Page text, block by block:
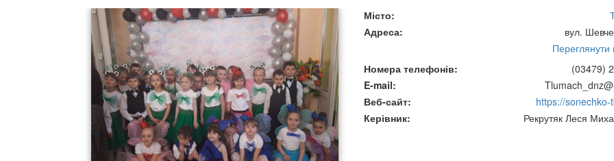
Місто
Адреса
вул.
Переглянути
Номера телефонів
(03479)
E-mail
Веб-сайт
https://sonechko-
Керівник
Рекрутяк Леся